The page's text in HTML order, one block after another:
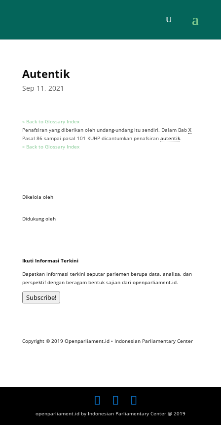
Autentik
Sep 11, 2021
« Back to Glossary Index
Penafsiran yang diberikan oleh undang-undang itu sendiri. Dalam Bab X
Pasal 86 sampai pasal 101 KUHP dicantumkan penafsiran autentik.
« Back to Glossary Index
Dikelola oleh
Didukung oleh
Ikuti Informasi Terkini
Dapatkan informasi terkini seputar parlemen berupa data, analisa, dan
perspektif dengan beragam bentuk sajian dari openparliament.id.
Subscribe!
Copyright © 2019 Openparliament.id • Indonesian Parliamentary Center
openparliament.id by Indonesian Parliamentary Center @ 2019